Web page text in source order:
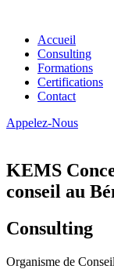
Accueil
Consulting
Formations
Certifications
Contact
Appelez-Nous
KEMS
conseil au
Consulting
Organisme de Conseil